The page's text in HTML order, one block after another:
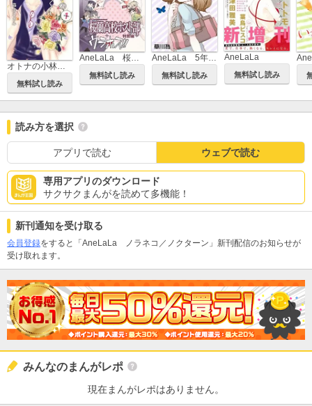
オトナの小林くん
無料試し読み
無料試し読み 無料試し読み
AneLaLa
無料試し読み
読み方を選択
アプリで読む ウェブで読む
専用アプリのダウンロード
サクサクまんがを読めて多機能！
新刊通知を受け取る
会員登録をすると「AneLaLa ノラネコ／ノクターン」新刊配信のお知らせが
受け取れます。
みんなのまんがレポ
現在まんがレポはありません。